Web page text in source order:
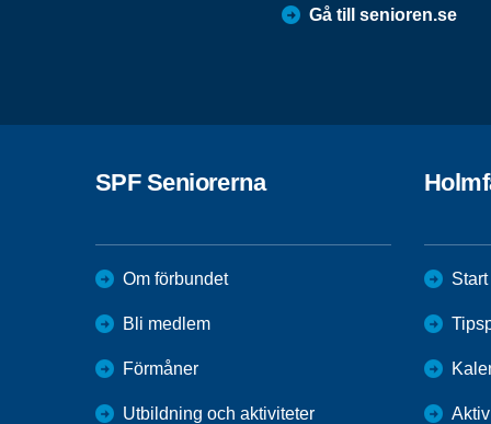
Gå till senioren.se
SPF Seniorerna
Om förbundet
Bli medlem
Förmåner
Utbildning och aktiviteter
Start